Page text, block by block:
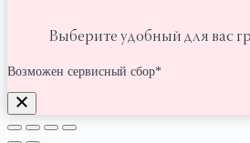
Выберите удобный для вас
Возможен сервисный сбор*